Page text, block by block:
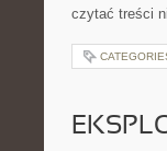
czytać treści